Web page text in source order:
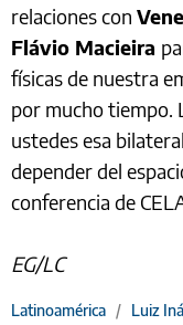
relaciones con
Flávio Macieira
físicas de nuestra
por mucho tiempo.
ustedes esa
depender del
conferencia de
EG/LC
Latinoamérica / Luiz